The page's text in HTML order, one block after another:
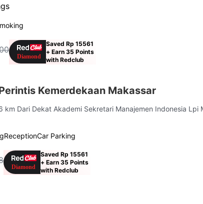
Saved Rp 15561
+ Earn 35 Points
with Redclub
Kemerdekaan Makassar
km Dari Dekat Akademi Sekretari Manajemen Indonesia Lpi
ReceptionCar Parking
Saved Rp 15561
+ Earn 35 Points
with Redclub